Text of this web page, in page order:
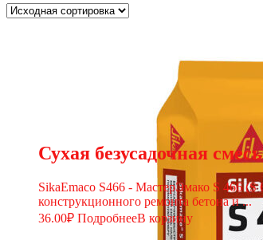
Сухая безусадочная
SikaEmaco S466 - МастерЭмако S 466 (S
конструкционного ремонта бетона и ...
36.00₽ ПодробнееВ корзину